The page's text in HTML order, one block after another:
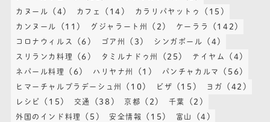
カヌール (4) カフェ (14) カラリパヤットゥ (15)
カンヌール (11) グジャラート州 (2) ケーララ (142)
コロナウィルス (6) ゴア州 (3) シンガポール (4)
スリランカ料理 (6) タミルナドゥ州 (25) テイヤム (4)
ネパール料理 (6) ハリヤナ州 (1) パンチャカルマ (56)
ヒマーチャルプラデーシュ州 (10) ビザ (15) ヨガ (42)
レシピ (15) 交通 (38) 京都 (2) 千葉 (2)
外国のインド料理 (5) 安全情報 (15) 富山 (4)